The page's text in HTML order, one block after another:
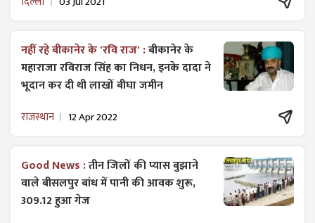
नहीं रहे बीकानेर के 'रवि राज' :बीकानेर के
महाराजा रविराज सिंह का निधन, इनके दादा ने
भूदान कर दी थी लाखों बीघा जमीन
राजस्थान 12 Apr 2022
Good News :तीन जिलों की प्यास बुझाने
वाले बीसलपुर बांध में पानी की आवक शुरू,
309.12 हुआ गेज